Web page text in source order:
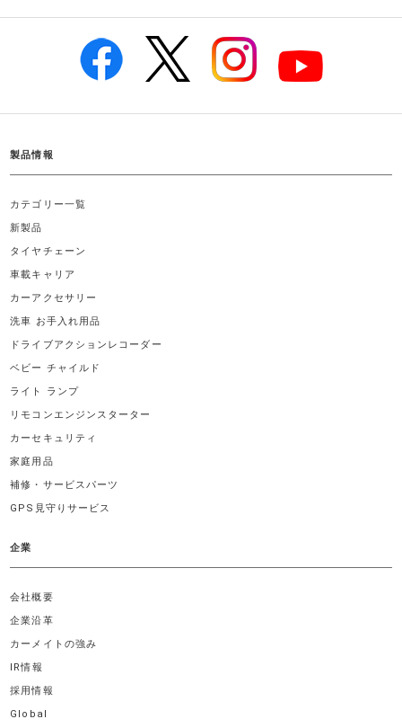
製品情報
カテゴリー一覧
新製品
タイヤチェーン
車載キャリア
カーアクセサリー
洗車 お手入れ用品
ドライブアクションレコーダー
ベビー チャイルド
ライト ランプ
リモコンエンジンスターター
カーセキュリティ
家庭用品
補修・サービスパーツ
GPS見守りサービス
企業
会社概要
企業沿革
カーメイトの強み
IR情報
採用情報
Global